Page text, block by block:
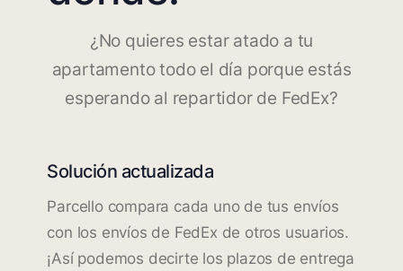
¿No quieres estar atado a tu
apartamento todo el día porque estás
esperando al repartidor de FedEx?
Solución actualizada
Parcello compara cada uno de tus envíos
con los envíos de FedEx de otros usuarios.
¡Así podemos decirte los plazos de entrega